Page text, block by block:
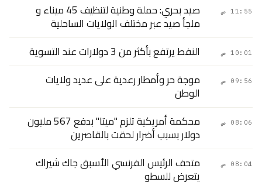
11:55 ص صيد بحري: حملة وطنية لتنظيف 45 ميناء و
ملجأ صيد عبر مختلف الولايات الساحلية
10:01 ص النفط يرتفع بأكثر من 3 دولارات عند التسوية
09:56 ص موجة حر وأمطار رعدية على عديد ولايات
الوطن
08:06 ص محكمة أمريكية تلزم "ميتا" بدفع 567 مليون
دولار بسبب أضرار لحقت بالقاصرين
08:04 ص متحف الرئيس الفرنسي الأسبق جاك شيراك
يتعرض للسطو